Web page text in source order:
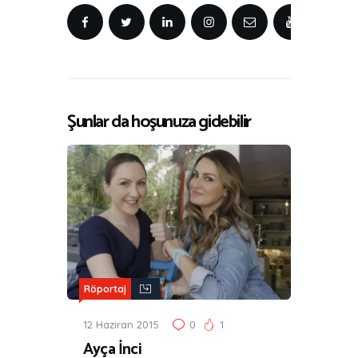
Şunlar da hoşunuza gidebilir
Röportaj
12 Haziran 2015 0 1
Ayça İnci